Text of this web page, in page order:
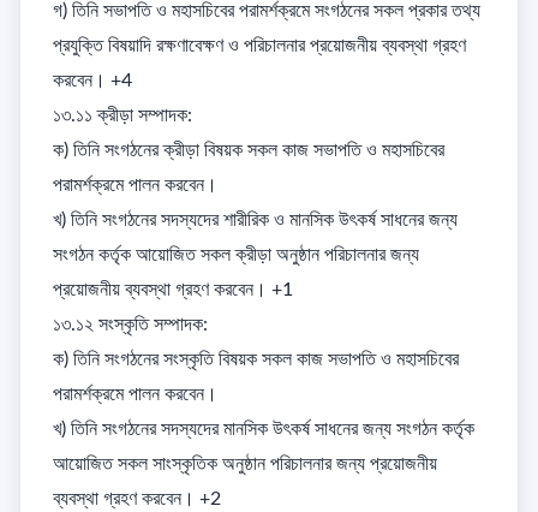
গ) তিনি সভাপতি ও মহাসচিবের পরামর্শক্রমে সংগঠনের সকল প্রকার তথ্য
প্রযুক্তি বিষয়াদি রক্ষণাবেক্ষণ ও পরিচালনার প্রয়োজনীয় ব্যবস্থা গ্রহণ
করবেন। +4
১৩.১১ ক্রীড়া সম্পাদক:
ক) তিনি সংগঠনের ক্রীড়া বিষয়ক সকল কাজ সভাপতি ও মহাসচিবের
পরামর্শক্রমে পালন করবেন।
খ) তিনি সংগঠনের সদস্যদের শারীরিক ও মানসিক উৎকর্ষ সাধনের জন্য
সংগঠন কর্তৃক আয়োজিত সকল ক্রীড়া অনুষ্ঠান পরিচালনার জন্য
প্রয়োজনীয় ব্যবস্থা গ্রহণ করবেন। +1
১৩.১২ সংস্কৃতি সম্পাদক:
ক) তিনি সংগঠনের সংস্কৃতি বিষয়ক সকল কাজ সভাপতি ও মহাসচিবের
পরামর্শক্রমে পালন করবেন।
খ) তিনি সংগঠনের সদস্যদের মানসিক উৎকর্ষ সাধনের জন্য সংগঠন কর্তৃক
আয়োজিত সকল সাংস্কৃতিক অনুষ্ঠান পরিচালনার জন্য প্রয়োজনীয়
ব্যবস্থা গ্রহণ করবেন। +2